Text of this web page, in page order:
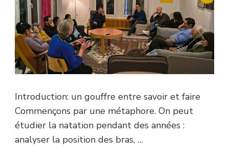
Introduction: un gouffre entre savoir et faire
Commençons par une métaphore. On peut
étudier la natation pendant des années :
analyser la position des bras, …